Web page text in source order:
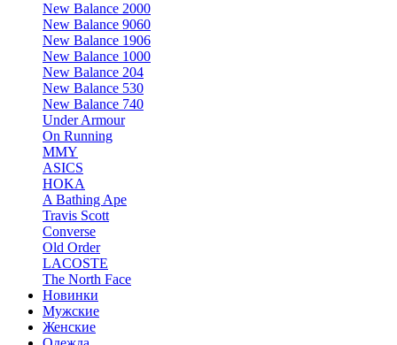
New Balance 2000
New Balance 9060
New Balance 1906
New Balance 1000
New Balance 204
New Balance 530
New Balance 740
Under Armour
On Running
MMY
ASICS
HOKA
A Bathing Ape
Travis Scott
Converse
Old Order
LACOSTE
The North Face
Новинки
Мужские
Женские